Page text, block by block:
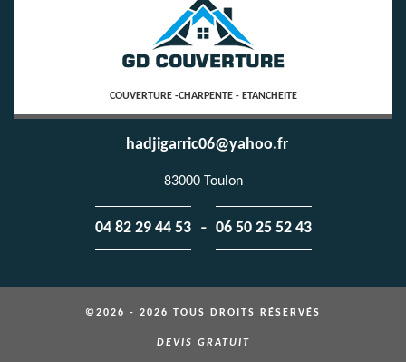
COUVERTURE -CHARPENTE - ETANCHEITE
hadjigarric06@yahoo.fr
83000 Toulon
04 82 29 44 53 - 06 50 25 52 43
©2026 - 2026 TOUS DROITS RÉSERVÉS
DEVIS GRATUIT